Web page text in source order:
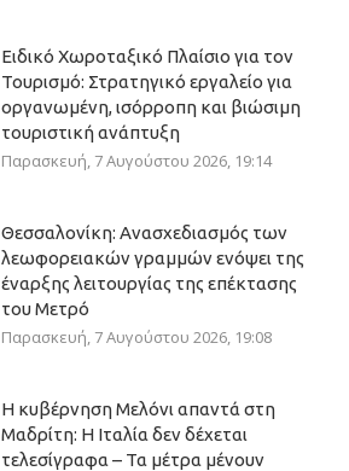
Ειδικό Χωροταξικό Πλαίσιο για τον
Τουρισμό: Στρατηγικό εργαλείο για
οργανωμένη, ισόρροπη και βιώσιμη
τουριστική ανάπτυξη
Παρασκευή, 7 Αυγούστου 2026, 19:14
Θεσσαλονίκη: Ανασχεδιασμός των
λεωφορειακών γραμμών ενόψει της
έναρξης λειτουργίας της επέκτασης
του Μετρό
Παρασκευή, 7 Αυγούστου 2026, 19:08
Η κυβέρνηση Μελόνι απαντά στη
Μαδρίτη: Η Ιταλία δεν δέχεται
τελεσίγραφα – Τα μέτρα μένουν